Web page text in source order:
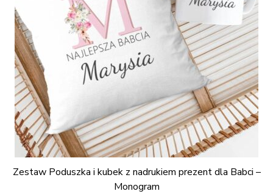
Zestaw Poduszka i kubek z nadrukiem prezent dla Babci –
Monogram